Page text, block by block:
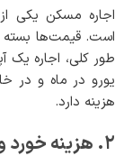
اجاره مسکن یکی
است. قیمت‌ها بسته
هزینه دارد.
۲. هزینه خورد و خوراک و مواد غذایی در گرونوبل